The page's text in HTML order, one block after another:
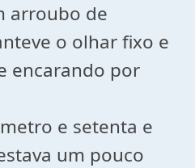
arroubo de
o olhar fixo e
encarando por
e setenta e
um pouco